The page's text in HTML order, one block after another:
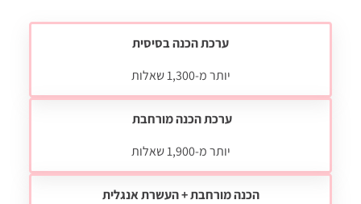
ערכת הכנה בסיסית
יותר מ-1,300 שאלות
ערכת הכנה מורחבת
יותר מ-1,900 שאלות
הכנה מורחבת + העשרת אנגלית